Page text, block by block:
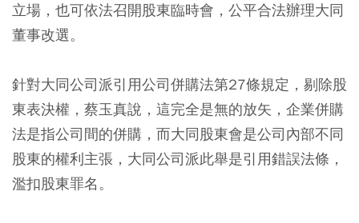
立場，也可依法召開股東臨時會，公平合法辦理大同
董事改選。
針對大同公司派引用公司併購法第27條規定，剔除股
東表決權，蔡玉真說，這完全是無的放矢，企業併購
法是指公司間的併購，而大同股東會是公司內部不同
股東的權利主張，大同公司派此舉是引用錯誤法條，
濫扣股東罪名。